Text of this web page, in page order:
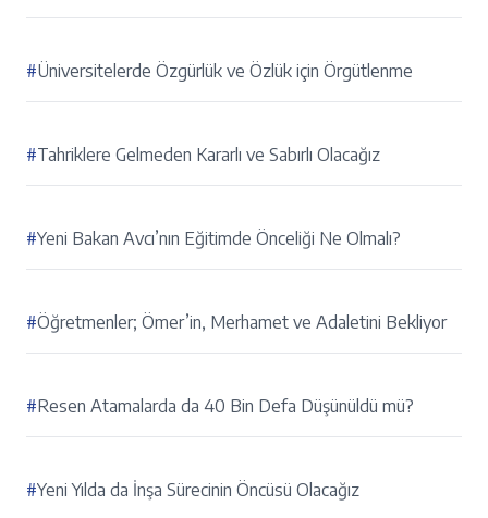
#Üniversitelerde Özgürlük ve Özlük için Örgütlenme
#Tahriklere Gelmeden Kararlı ve Sabırlı Olacağız
#Yeni Bakan Avcı’nın Eğitimde Önceliği Ne Olmalı?
#Öğretmenler; Ömer’in, Merhamet ve Adaletini Bekliyor
#Resen Atamalarda da 40 Bin Defa Düşünüldü mü?
#Yeni Yılda da İnşa Sürecinin Öncüsü Olacağız